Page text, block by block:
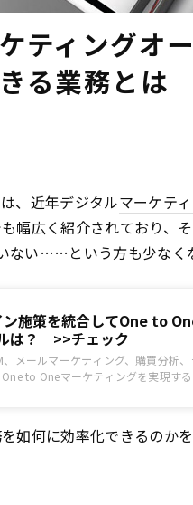
ティングオ
る業務とは
、近年デジタルマーケテ
幅広く紹介されており、
ない……という方も少なく
施策を統合してOne to
は？ >>チェック
メールマーケティング、購買分析
to Oneマーケティングを実現す
如何に効率化できるのか